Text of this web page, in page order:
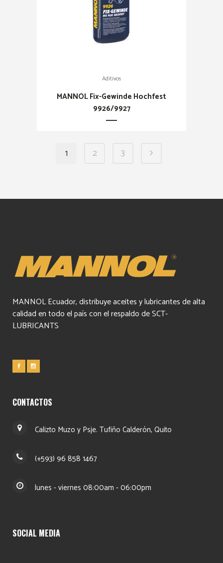
Aditivos
MANNOL Fix-Gewinde Hochfest
9926/9927
1 2 3
MANNOL Ecuador, distribuye aceites y lubricantes de alta
calidad en todo el país con el respaldo de SCT-
LUBRICANTS
CONTACTOS
Calizto Muzo y Psje. Tufiño Calderón, Quito
(+593) 96 858 1467
lunes - viernes 08:00am - 06:00pm
SOCIAL MEDIA